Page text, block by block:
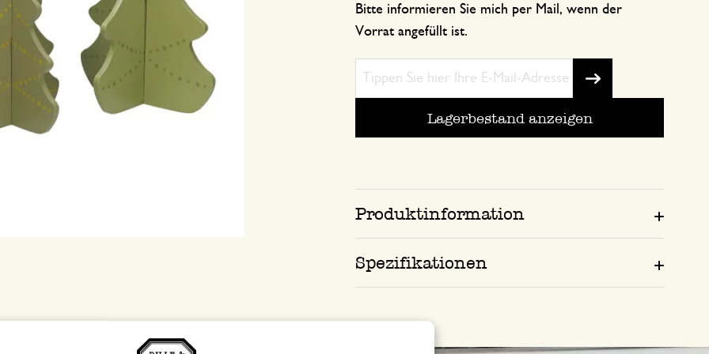
Bitte informieren Sie mich per Mail, wenn der
Vorrat angefüllt ist.
Lagerbestand anzeigen
Produktinformation
Spezifikationen